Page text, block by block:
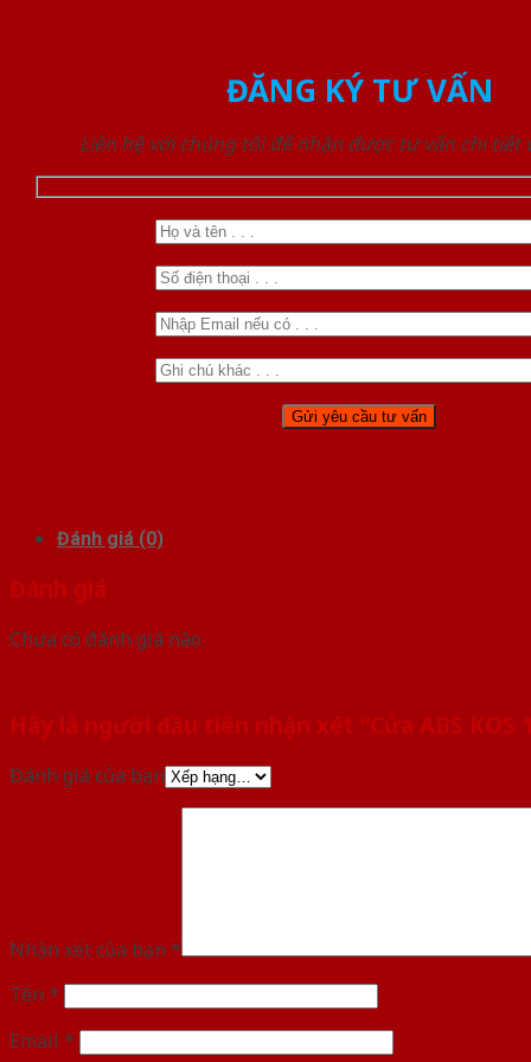
ĐĂNG KÝ TƯ VẤN
Liên hệ với chúng tôi để nhận được tư vấn chi tiết
Đánh giá (0)
Đánh giá
Chưa có đánh giá nào.
Hãy là người đầu tiên nhận xét “Cửa ABS KOS
Đánh giá của bạn
Nhận xét của bạn *
Tên *
Email *